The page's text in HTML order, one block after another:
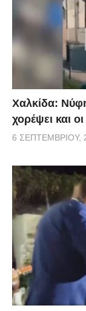
Χαλκίδα:
χορέψει και
6 ΣΕΠΤΕΜΒΡΊΟΥ,